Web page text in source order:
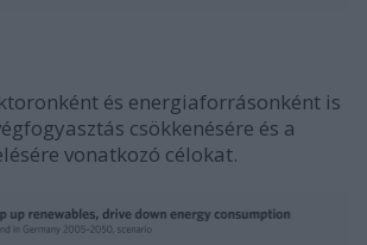
és energiaforrásonként is
csökkenésére és a
vonatkozó célokat.